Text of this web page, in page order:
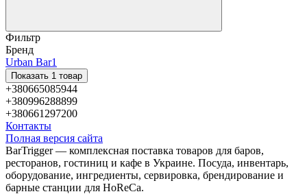
Фильтр
Бренд
Urban Bar1
Показать 1 товар
+380665085944
+380996288899
+380661297200
Контакты
Полная версия сайта
BarTrigger — комплексная поставка товаров для баров,
ресторанов, гостиниц и кафе в Украине. Посуда, инвентарь,
оборудование, ингредиенты, сервировка, брендирование и
барные станции для HoReCa.